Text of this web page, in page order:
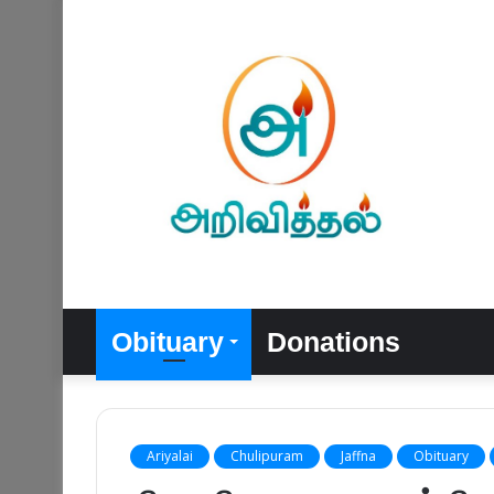
Obituary Donations
Ariyalai Chulipuram Jaffna Obituary